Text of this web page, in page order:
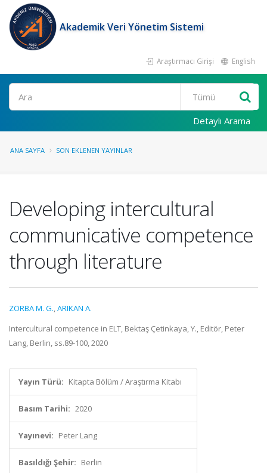
Akademik Veri Yönetim Sistemi
Araştırmacı Girişi English
Ara
Detaylı Arama
ANA SAYFA SON EKLENEN YAYINLAR
Developing intercultural
communicative competence
through literature
ZORBA M. G.,ARIKAN A.
Intercultural competence in ELT, Bektaş Çetinkaya, Y., Editör, Peter
Lang, Berlin, ss.89-100, 2020
Yayın Türü: Kitapta Bölüm / Araştırma Kitabı
Basım Tarihi: 2020
Yayınevi: Peter Lang
Basıldığı Şehir: Berlin